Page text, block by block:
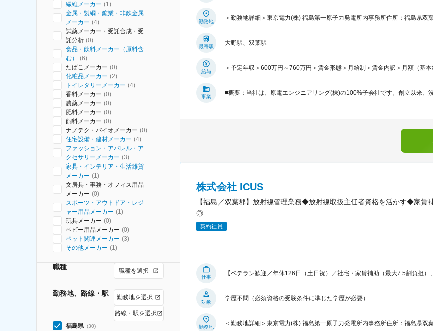
繊維メーカー (1)
金属・製綱・鉱業・非鉄金属
メーカー (4)
試薬メーカー・受託合成・受
託分析 (0)
食品・飲料メーカー（原料含
む）
(6)
たばこメーカー (0)
化粧品メーカー (2)
トイレタリーメーカー (4)
香料メーカー (0)
農薬メーカー (0)
肥料メーカー (0)
飼料メーカー (0)
ナノテク・バイオメーカー (0)
住宅設備・建材メーカー (4)
ファッション・アパレル・ア
クセサリーメーカー (3)
家具・インテリア・生活雑貨
メーカー (1)
文房具・事務・オフィス用品
メーカー (0)
スポーツ・アウトドア・レジ
ャー用品メーカー (1)
玩具メーカー (0)
ベビー用品メーカー (0)
ペット関連メーカー (3)
その他メーカー (1)
職種 職種を選択
勤務地、路線・駅 勤務地を選択
路線・駅を選択
福島県 (30)
勤務地
＜勤務地詳細＞東京電力(株) 福島第一原子力発電所内事務所住所：福島県双
最寄駅
大野駅、双葉駅
給与
＜予定年収＞600万円～760万円＜賃金形態＞月給制＜賃金内訳＞月額（基
事業
■概要：当社は、原電エンジニアリング(株)の100%子会社です。創立以来、
株式会社 ICUS
【福島／双葉郡】放射線管理業務◆放射線取扱主任者資格を活かす◆家賃
◎
契約社員
仕事
【ベテラン歓迎／年休126日（土日祝）／社宅・家賃補助（最大7.5割負担
対象
学歴不問（必須資格の受験条件に準じた学歴が必要）
勤務地
＜勤務地詳細＞東京電力(株) 福島第一原子力発電所内事務所住所：福島県双